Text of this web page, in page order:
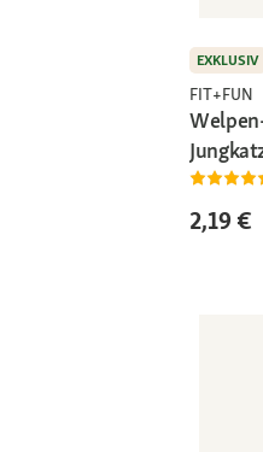
EXKLUSIV
FIT+FUN
2,19 €